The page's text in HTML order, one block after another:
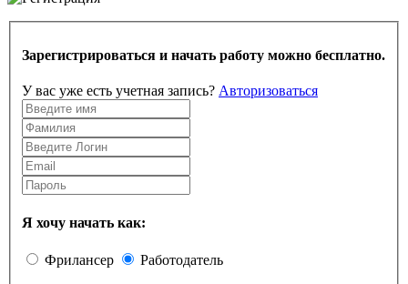
Зарегистрироваться и начать работу можно бесплатно.
У вас уже есть учетная запись? Авторизоваться
Я хочу начать как:
Фрилансер Работодатель